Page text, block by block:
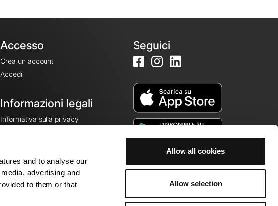
and to analyse our
advertising and
to them or that
Allow all cookies
Allow selection
Accesso
Crea un account
Accedi
Informazioni legali
Informativa sulla privacy
Impostazioni dei cookie
Seguici